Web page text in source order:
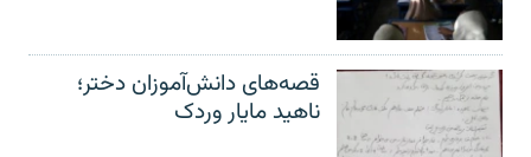
قصه‌های دانش‌آموزان دختر؛
ناهید مایار وردک